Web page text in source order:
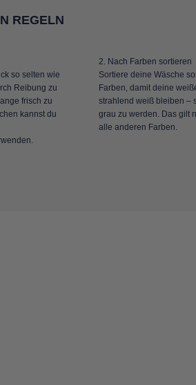
REGELN
so selten wie
Reibung zu
frisch zu
kannst du
2. Nach Farben sortieren
Sortiere deine Wäsche
Farben, damit deine
strahlend weiß bleiben –
grau zu werden. Das gilt
alle anderen Farben.